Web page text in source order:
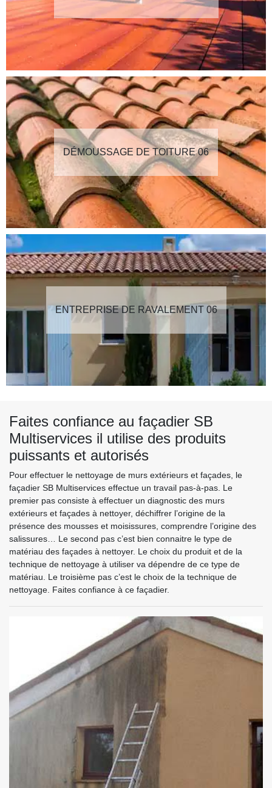
DÉMOUSSAGE DE TOITURE 06
ENTREPRISE DE RAVALEMENT 06
Faites confiance au façadier SB
Multiservices il utilise des produits
puissants et autorisés
Pour effectuer le nettoyage de murs extérieurs et façades, le
façadier SB Multiservices effectue un travail pas-à-pas. Le
premier pas consiste à effectuer un diagnostic des murs
extérieurs et façades à nettoyer, déchiffrer l’origine de la
présence des mousses et moisissures, comprendre l’origine des
salissures… Le second pas c’est bien connaitre le type de
matériau des façades à nettoyer. Le choix du produit et de la
technique de nettoyage à utiliser va dépendre de ce type de
matériau. Le troisième pas c’est le choix de la technique de
nettoyage. Faites confiance à ce façadier.